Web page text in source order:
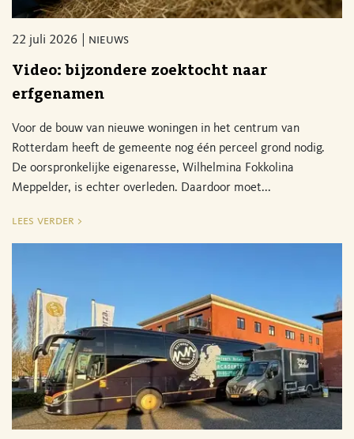
22 juli 2026 nieuws
Video: bijzondere zoektocht naar
erfgenamen
Voor de bouw van nieuwe woningen in het centrum van
Rotterdam heeft de gemeente nog één perceel grond nodig.
De oorspronkelijke eigenaresse, Wilhelmina Fokkolina
Meppelder, is echter overleden. Daardoor moet...
lees verder >